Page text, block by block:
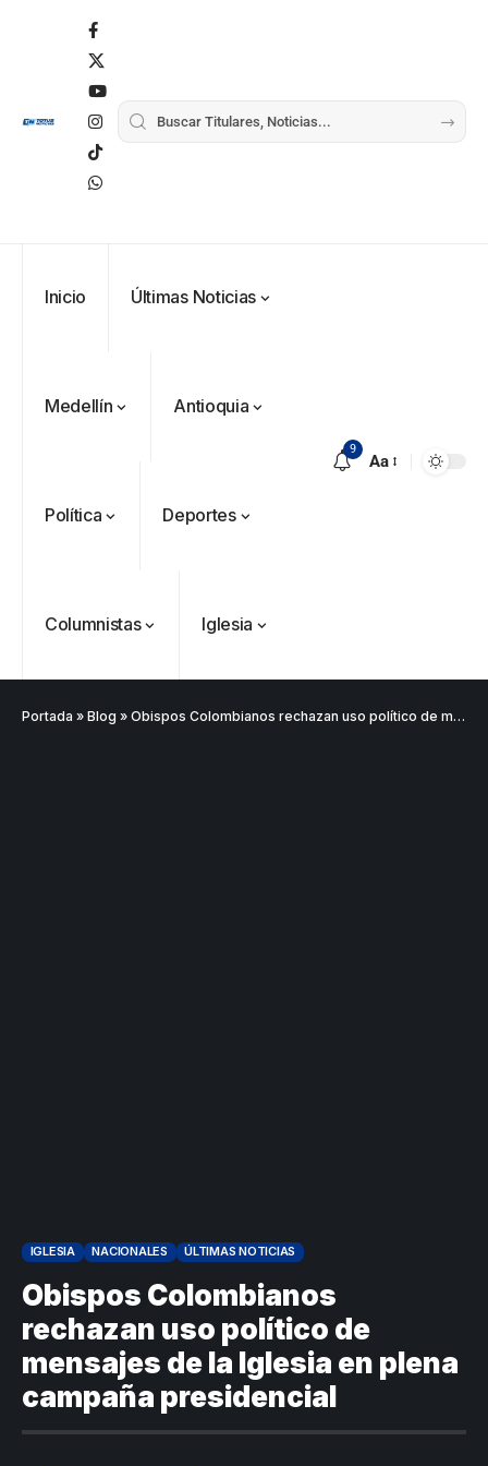
Inicio Últimas Noticias
Medellín Antioquia
Política Deportes
Columnistas Iglesia
9
Aa
Portada » Blog » Obispos Colombianos rechazan uso político de mensajes de la Iglesia en plena campaña presidencial
IGLESIA NACIONALES ÚLTIMAS NOTICIAS
Obispos Colombianos
rechazan uso político de
mensajes de la Iglesia en plena
campaña presidencial